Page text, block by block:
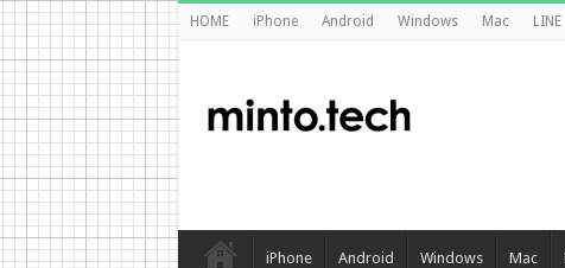
HOME iPhone Android Windows Mac LINE
iPhone Android Windows Mac